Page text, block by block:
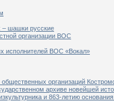
– шашки русские
организации ВОС
исполнителей ВОС «Вокал»
организаций
архиве новейшей
и 863-летию основания